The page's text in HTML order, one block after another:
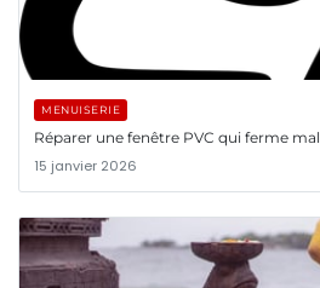
MENUISERIE
Réparer une fenêtre PVC qui ferme mal
15 janvier 2026